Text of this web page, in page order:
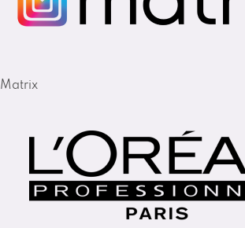
Matrix